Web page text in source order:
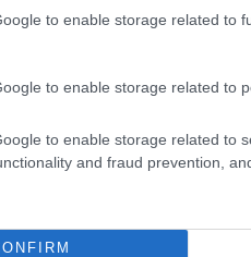
to enable storage related to
to enable storage related to
to enable storage related to
and fraud prevention,